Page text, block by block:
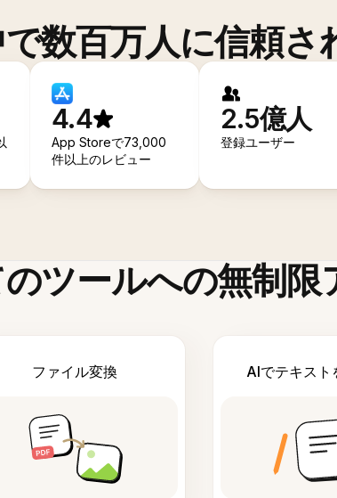
数百万人に信頼さ
4.4
App Storeで73,000
件以上のレビュー
2.5億人
登録ユーザー
ツールへの無制限
ファイル変換 AIでテキスト